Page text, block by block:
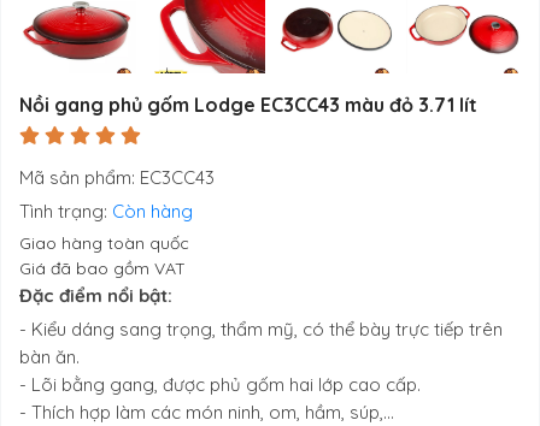
Nồi gang phủ gốm Lodge EC3CC43 màu đỏ 3.71 lít
Mã sản phẩm: EC3CC43
Tình trạng: Còn hàng
Giao hàng toàn quốc
Giá đã bao gồm VAT
Đặc điểm nổi bật:
- Kiểu dáng sang trọng, thẩm mỹ, có thể bày trực tiếp trên
bàn ăn.
- Lõi bằng gang, được phủ gốm hai lớp cao cấp.
- Thích hợp làm các món ninh, om, hầm, súp,...